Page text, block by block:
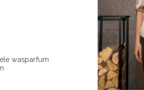
wasparfum